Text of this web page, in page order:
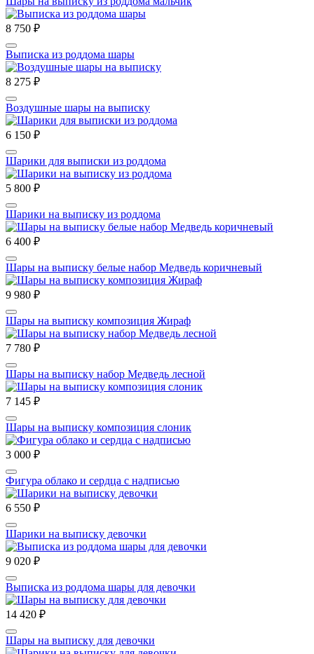
8 750 ₽
Выписка из роддома шары
8 275 ₽
Воздушные шары на выписку
6 150 ₽
Шарики для выписки из роддома
5 800 ₽
Шарики на выписку из роддома
6 400 ₽
Шары на выписку белые набор Медведь коричневый
9 980 ₽
Шары на выписку композиция Жираф
7 780 ₽
Шары на выписку набор Медведь лесной
7 145 ₽
Шары на выписку композиция слоник
3 000 ₽
Фигура облако и сердца с надписью
6 550 ₽
Шарики на выписку девочки
9 020 ₽
Выписка из роддома шары для девочки
14 420 ₽
Шары на выписку для девочки